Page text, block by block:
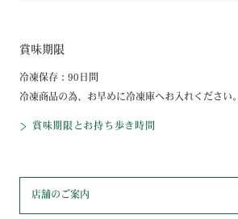
賞味期限
冷凍保存：90日間
冷凍商品の為、お早めに冷凍庫へお入れください。
賞味期限とお持ち歩き時間
店舗のご案内